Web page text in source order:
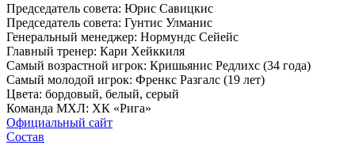
Председатель совета: Юрис Савицкис
Председатель совета: Гунтис Улманис
Генеральный менеджер: Нормундс Сейейс
Главный тренер: Кари Хейккиля
Самый возрастной игрок: Кришьянис Редлихс (34 года)
Самый молодой игрок: Френкс Разгалс (19 лет)
Цвета: бордовый, белый, серый
Команда МХЛ: ХК «Рига»
Официальный сайт
Состав